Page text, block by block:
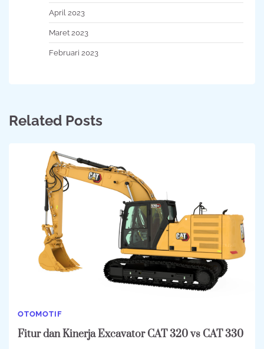
April 2023
Maret 2023
Februari 2023
Related Posts
OTOMOTIF
Fitur dan Kinerja Excavator CAT 320 vs CAT 330